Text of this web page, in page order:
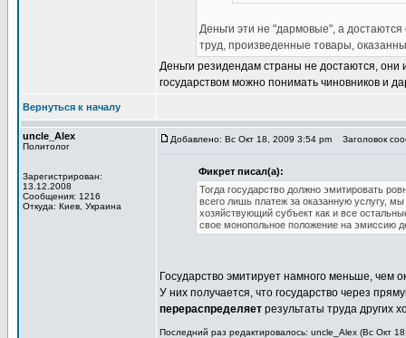
Деньги эти не "дармовые", а
труд, произведенные товары,
Деньги резидендам страны не достаются,
государством можно понимать чиновников и
Вернуться к началу
uncle_Alex
Политолог
Зарегистрирован:
13.12.2008
Сообщения: 1216
Откуда: Киев, Украина
Добавлено: Вс Окт 18, 2009 3:54 pm Заголовок
Фикрет писал(а):
Тогда государство должно эмитировать
всего лишь платеж за оказанную услугу,
хозяйствующий субъект как и все
свое монопольное положение на эмиссию
Государство эмитирует намного меньше, чем
У них получается, что государство через
перераспределяет результаты труда других
Последний раз редактировалось: uncle_Alex (Вс Окт